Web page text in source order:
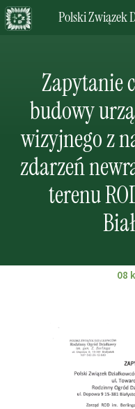
Polski Związek
Zapytanie
budowy
wizyjnego z
zdarzeń
terenu
08